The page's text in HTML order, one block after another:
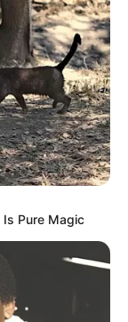
Pure Magic